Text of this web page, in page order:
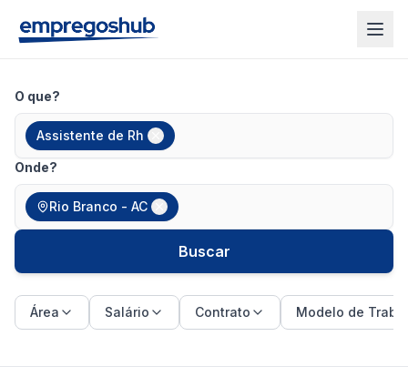
O que?
Assistente de Rh
Onde?
Rio Branco - AC
Buscar
Área Salário Contrato Modelo de